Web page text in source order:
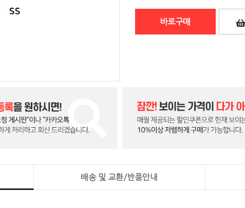
바로구매
배송 및 교환/반품안내